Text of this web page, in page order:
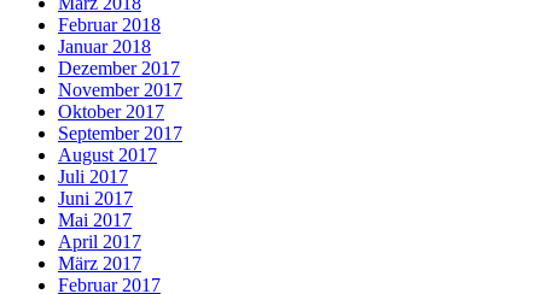
Februar 2018
Januar 2018
Dezember 2017
November 2017
Oktober 2017
September 2017
August 2017
Juli 2017
Juni 2017
Mai 2017
April 2017
März 2017
Februar 2017